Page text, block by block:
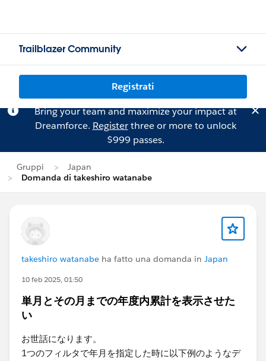
Trailblazer Community
Registrati
Bring your team and maximize your impact at
Dreamforce. Registerthree or more to unlock
$999 passes.
Gruppi
Japan
Domanda di takeshiro watanabe
takeshiro watanabe ha fatto una domanda in Japan
10 feb 2025, 01:50
単月とその月までの年度内累計を表示させた
い
お世話になります。
1つのフィルタで年月を指定した時に以下例のようなデ